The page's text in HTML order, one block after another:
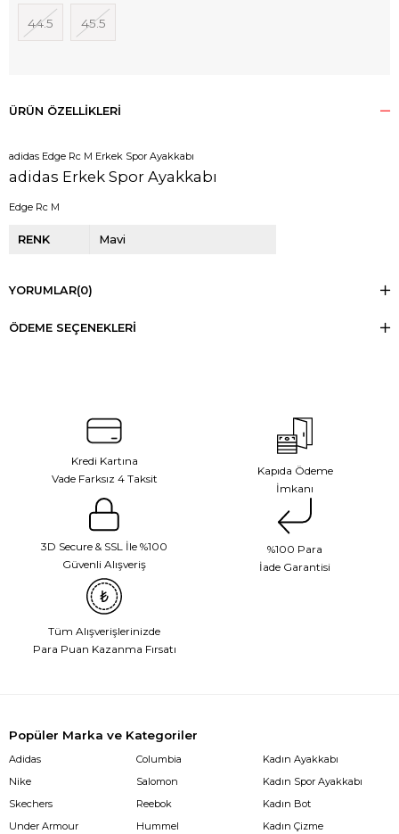
44.5 45.5
ÜRÜN ÖZELLIKLERI
adidas Edge Rc M Erkek Spor Ayakkabı
adidas Erkek Spor Ayakkabı
Edge Rc M
RENK Mavi
YORUMLAR(0)
ÖDEME SEÇENEKLERI
Kredi Kartına
Vade Farksız 4 Taksit
Kapıda Ödeme
İmkanı
3D Secure & SSL İle %100
Güvenli Alışveriş
%100 Para
İade Garantisi
Tüm Alışverişlerinizde
Para Puan Kazanma Fırsatı
Popüler Marka ve Kategoriler
Adidas
Nike
Skechers
Under Armour
Columbia
Salomon
Reebok
Hummel
Kadın Ayakkabı
Kadın Spor Ayakkabı
Kadın Bot
Kadın Çizme